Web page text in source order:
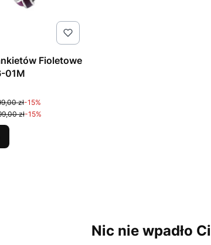
Fioletowe
01M
zł-15%
zł-15%
Nic nie wpadło